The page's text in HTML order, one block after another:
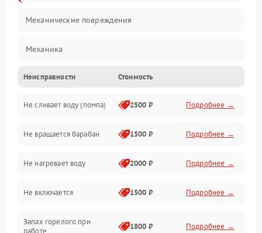
Механические повреждения
Механика
Электропитание
Водоснабжение
Слив
Программное обеспечение
Неисправности Стоимость
Не сливает воду (помпа) 2500 ₽ Подробнее →
Не вращается барабан 1500 ₽ Подробнее →
Не нагревает воду 2000 ₽ Подробнее →
Не включается 1500 ₽ Подробнее →
Запах горелого при
работе
1800 ₽ Подробнее →